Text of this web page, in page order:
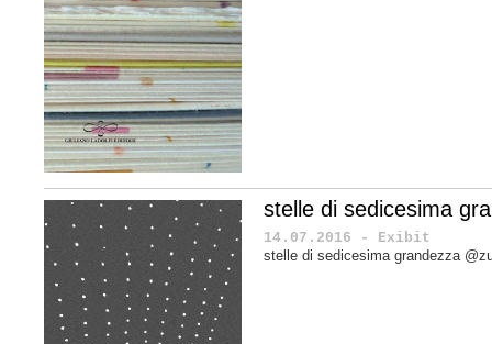
stelle di sedicesima
14.07.2016 - Exibit
stelle di sedicesima grandezza